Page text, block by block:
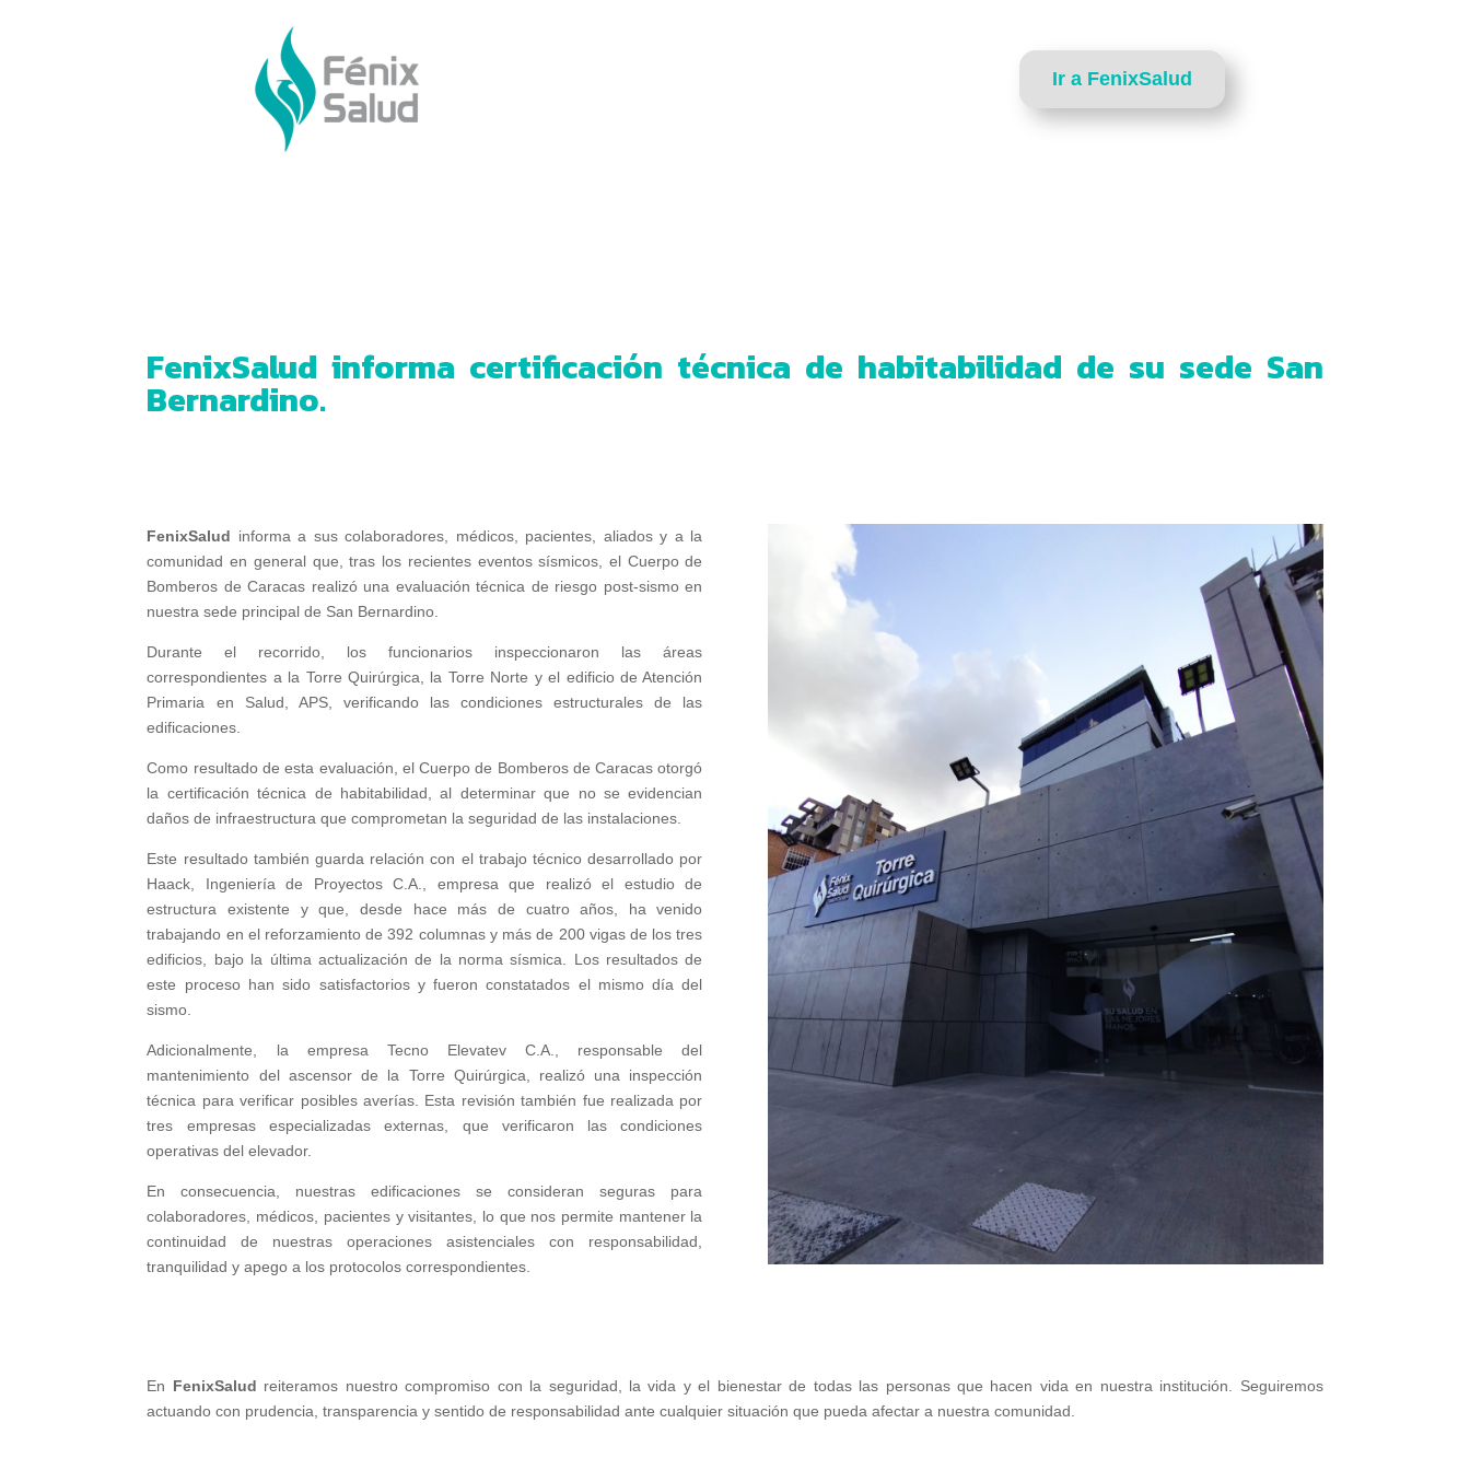
Ir a FenixSalud
FenixSalud informa certificación técnica de habitabilidad de su sede San
Bernardino.
FenixSalud informa a sus colaboradores, médicos, pacientes, aliados y a la
comunidad en general que, tras los recientes eventos sísmicos, el Cuerpo de
Bomberos de Caracas realizó una evaluación técnica de riesgo post-sismo en
nuestra sede principal de San Bernardino.
Durante el recorrido, los funcionarios inspeccionaron las áreas
correspondientes a la Torre Quirúrgica, la Torre Norte y el edificio de Atención
Primaria en Salud, APS, verificando las condiciones estructurales de las
edificaciones.
Como resultado de esta evaluación, el Cuerpo de Bomberos de Caracas otorgó
la certificación técnica de habitabilidad, al determinar que no se evidencian
daños de infraestructura que comprometan la seguridad de las instalaciones.
Este resultado también guarda relación con el trabajo técnico desarrollado por
Haack, Ingeniería de Proyectos C.A., empresa que realizó el estudio de
estructura existente y que, desde hace más de cuatro años, ha venido
trabajando en el reforzamiento de 392 columnas y más de 200 vigas de los tres
edificios, bajo la última actualización de la norma sísmica. Los resultados de
este proceso han sido satisfactorios y fueron constatados el mismo día del
sismo.
Adicionalmente, la empresa Tecno Elevatev C.A., responsable del
mantenimiento del ascensor de la Torre Quirúrgica, realizó una inspección
técnica para verificar posibles averías. Esta revisión también fue realizada por
tres empresas especializadas externas, que verificaron las condiciones
operativas del elevador.
En consecuencia, nuestras edificaciones se consideran seguras para
colaboradores, médicos, pacientes y visitantes, lo que nos permite mantener la
continuidad de nuestras operaciones asistenciales con responsabilidad,
tranquilidad y apego a los protocolos correspondientes.
En FenixSalud reiteramos nuestro compromiso con la seguridad, la vida y el bienestar de todas las personas que hacen vida en nuestra institución. Seguiremos
actuando con prudencia, transparencia y sentido de responsabilidad ante cualquier situación que pueda afectar a nuestra comunidad.